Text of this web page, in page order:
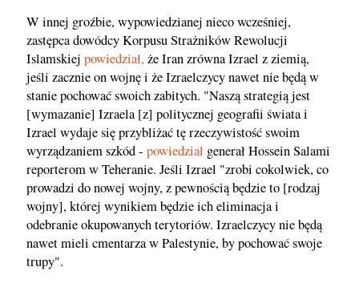
W innej groźbie, wypowiedzianej nieco wcześniej,
zastępca dowódcy Korpusu Strażników Rewolucji
Islamskiej powiedział, że Iran zrówna Izrael z ziemią,
jeśli zacznie on wojnę i że Izraelczycy nawet nie będą w
stanie pochować swoich zabitych. "Naszą strategią jest
[wymazanie] Izraela [z] politycznej geografii świata i
Izrael wydaje się przybliżać tę rzeczywistość swoim
wyrządzaniem szkód - powiedział generał Hossein Salami
reporterom w Teheranie. Jeśli Izrael "zrobi cokolwiek, co
prowadzi do nowej wojny, z pewnością będzie to [rodzaj
wojny], której wynikiem będzie ich eliminacja i
odebranie okupowanych terytoriów. Izraelczycy nie będą
nawet mieli cmentarza w Palestynie, by pochować swoje
trupy".